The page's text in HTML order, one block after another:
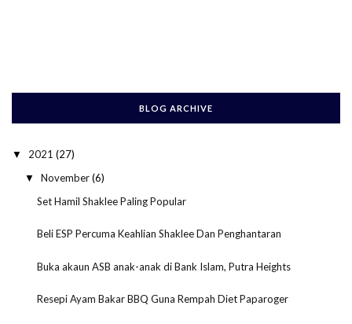
BLOG ARCHIVE
▼ 2021 (27)
▼ November(6)
Set Hamil Shaklee Paling Popular
Beli ESP Percuma Keahlian Shaklee Dan Penghantaran
Buka akaun ASB anak-anak di Bank Islam, Putra Heights
Resepi Ayam Bakar BBQ Guna Rempah Diet Paparoger